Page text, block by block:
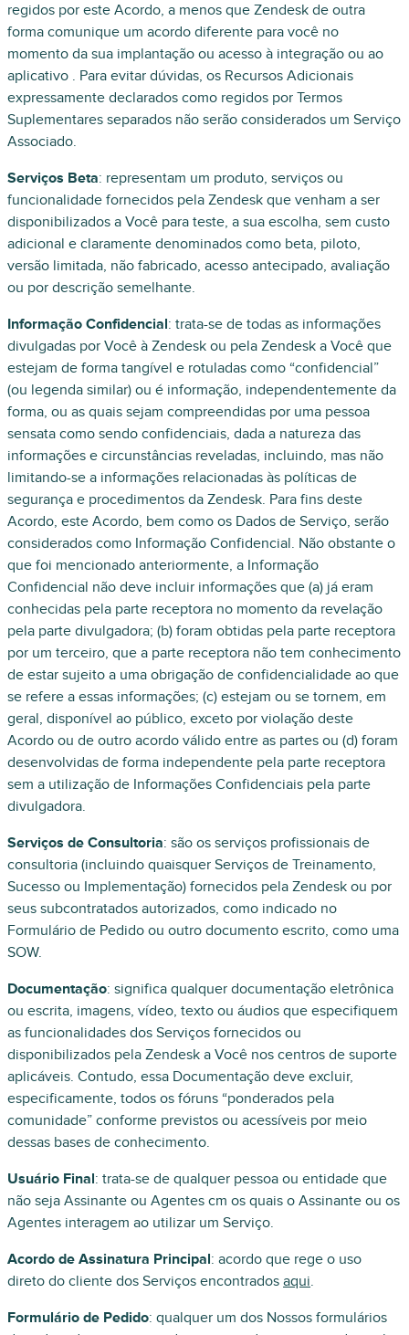
regidos por este Acordo, a menos que Zendesk de outra
forma comunique um acordo diferente para você no
momento da sua implantação ou acesso à integração ou ao
aplicativo . Para evitar dúvidas, os Recursos Adicionais
expressamente declarados como regidos por Termos
Suplementares separados não serão considerados um Serviço
Associado.
Serviços Beta: representam um produto, serviços ou
funcionalidade fornecidos pela Zendesk que venham a ser
disponibilizados a Você para teste, a sua escolha, sem custo
adicional e claramente denominados como beta, piloto,
versão limitada, não fabricado, acesso antecipado, avaliação
ou por descrição semelhante.
Informação Confidencial: trata-se de todas as informações
divulgadas por Você à Zendesk ou pela Zendesk a Você que
estejam de forma tangível e rotuladas como “confidencial”
(ou legenda similar) ou é informação, independentemente da
forma, ou as quais sejam compreendidas por uma pessoa
sensata como sendo confidenciais, dada a natureza das
informações e circunstâncias reveladas, incluindo, mas não
limitando-se a informações relacionadas às políticas de
segurança e procedimentos da Zendesk. Para fins deste
Acordo, este Acordo, bem como os Dados de Serviço, serão
considerados como Informação Confidencial. Não obstante o
que foi mencionado anteriormente, a Informação
Confidencial não deve incluir informações que (a) já eram
conhecidas pela parte receptora no momento da revelação
pela parte divulgadora; (b) foram obtidas pela parte receptora
por um terceiro, que a parte receptora não tem conhecimento
de estar sujeito a uma obrigação de confidencialidade ao que
se refere a essas informações; (c) estejam ou se tornem, em
geral, disponível ao público, exceto por violação deste
Acordo ou de outro acordo válido entre as partes ou (d) foram
desenvolvidas de forma independente pela parte receptora
sem a utilização de Informações Confidenciais pela parte
divulgadora.
Serviços de Consultoria: são os serviços profissionais de
consultoria (incluindo quaisquer Serviços de Treinamento,
Sucesso ou Implementação) fornecidos pela Zendesk ou por
seus subcontratados autorizados, como indicado no
Formulário de Pedido ou outro documento escrito, como uma
SOW.
Documentação: significa qualquer documentação eletrônica
ou escrita, imagens, vídeo, texto ou áudios que especifiquem
as funcionalidades dos Serviços fornecidos ou
disponibilizados pela Zendesk a Você nos centros de suporte
aplicáveis. Contudo, essa Documentação deve excluir,
especificamente, todos os fóruns “ponderados pela
comunidade” conforme previstos ou acessíveis por meio
dessas bases de conhecimento.
Usuário Final: trata-se de qualquer pessoa ou entidade que
não seja Assinante ou Agentes cm os quais o Assinante ou os
Agentes interagem ao utilizar um Serviço.
Acordo de Assinatura Principal: acordo que rege o uso
direto do cliente dos Serviços encontrados aqui.
Formulário de Pedido: qualquer um dos Nossos formulários